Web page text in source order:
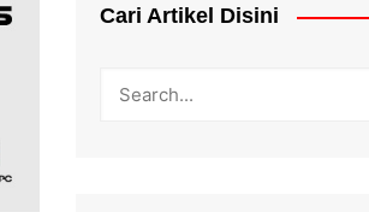
Cari Artikel Disini